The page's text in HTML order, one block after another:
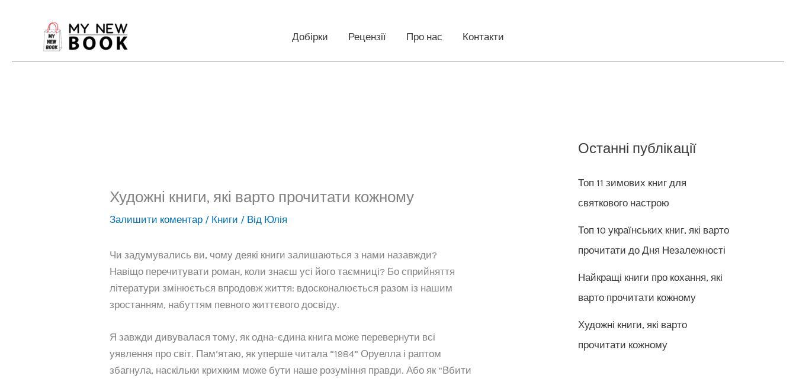
Добірки Рецензії Про нас Контакти
Художні книги, які варто прочитати кожному
Залишити коментар / Книги / Від Юлія
Чи задумувались ви, чому деякі книги залишаються з нами назавжди?
Навіщо перечитувати роман, коли знаєш усі його таємниці? Бо сприйняття
літератури змінюється впродовж життя: вдосконалюється разом із нашим
зростанням, набуттям певного життєвого досвіду.
Я завжди дивувалася тому, як одна-єдина книга може перевернути всі
уявлення про світ. Пам’ятаю, як уперше читала “1984” Оруелла і раптом
збагнула, наскільки крихким може бути наше розуміння правди. Або як “Вбити
Останні публікації
Топ 11 зимових книг для
святкового настрою
Топ 10 українських книг, які варто
прочитати до Дня Незалежності
Найкращі книги про кохання, які
варто прочитати кожному
Художні книги, які варто
прочитати кожному